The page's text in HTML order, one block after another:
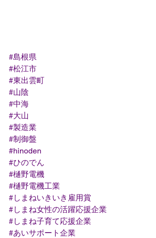
#島根県
#松江市
#東出雲町
#山陰
#中海
#大山
#製造業
#制御盤
#hinoden
#ひのでん
#樋野電機
#樋野電機工業
#しまねいきいき雇用賞
#しまね女性の活躍応援企業
#しまね子育て応援企業
#あいサポート企業